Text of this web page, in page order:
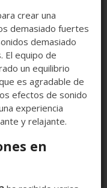
crear una
demasiado fuertes
demasiado
El equipo de
un equilibrio
es agradable de
efectos de sonido
experiencia
y relajante.
en